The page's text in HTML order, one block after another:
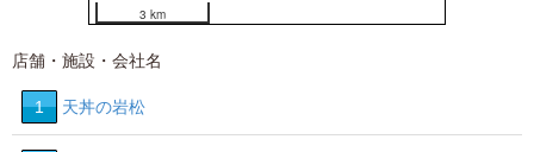
3 km
店舗・施設・会社名
1 天丼の岩松